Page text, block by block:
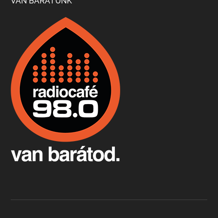
Boston, teadélután, bab és homár
Apr 9, 2026 • 00:37:17
Fermentáljunk, a testünk meghálálja!
Apr 3, 2026 • 00:36:07